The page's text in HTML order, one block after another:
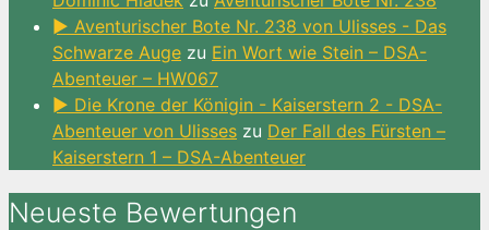
► Aventurischer Bote Nr. 238 von Ulisses - Das
Schwarze Auge zu Ein Wort wie Stein – DSA-
Abenteuer – HW067
► Die Krone der Königin - Kaiserstern 2 - DSA-
Abenteuer von Ulisses zu Der Fall des Fürsten –
Kaiserstern 1 – DSA-Abenteuer
Neueste Bewertungen